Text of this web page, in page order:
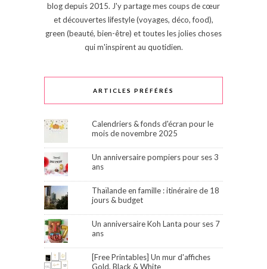
blog depuis 2015. J'y partage mes coups de cœur
et découvertes lifestyle (voyages, déco, food),
green (beauté, bien-être) et toutes les jolies choses
qui m'inspirent au quotidien.
ARTICLES PRÉFÉRÉS
Calendriers & fonds d'écran pour le
mois de novembre 2025
Un anniversaire pompiers pour ses 3
ans
Thaïlande en famille : itinéraire de 18
jours & budget
Un anniversaire Koh Lanta pour ses 7
ans
[Free Printables] Un mur d'affiches
Gold, Black & White